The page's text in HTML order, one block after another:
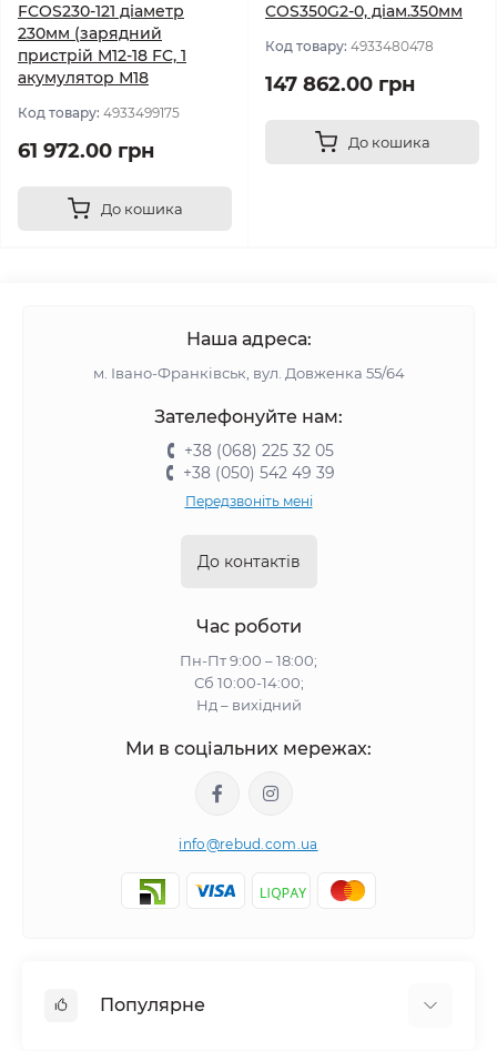
FCOS230-121 діаметр
230мм (зарядний
пристрій M12-18 FC, 1
акумулятор М18
Код товару: 4933499175
61 972.00 грн
До кошика
COS350G2-0, діам.350мм
Код товару: 4933480478
147 862.00 грн
До кошика
Наша адреса:
м. Івано-Франківськ, вул. Довженка 55/64
Зателефонуйте нам:
+38 (068) 225 32 05
+38 (050) 542 49 39
Передзвоніть мені
До контактів
Час роботи
Пн-Пт 9:00 – 18:00;
Сб 10:00-14:00;
Нд – вихідний
Ми в соціальних мережах:
info@rebud.com.ua
Популярне